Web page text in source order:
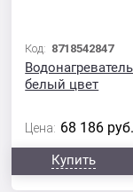
Код: 8718542847
белый цвет
Цена: 68 186 руб.
Купить